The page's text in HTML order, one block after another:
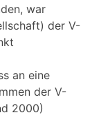
war
der V-
an eine
der V-
2000)